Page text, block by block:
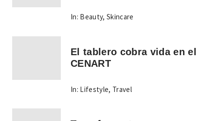
In: Beauty,Skincare
El tablero cobra vida en el
CENART
In: Lifestyle, Travel